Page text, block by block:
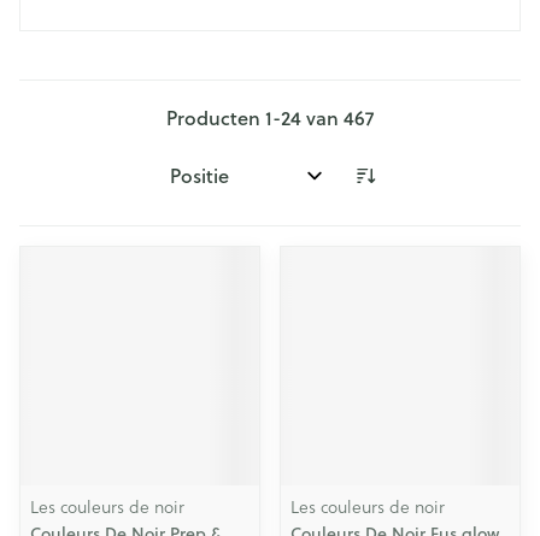
Producten 1-24van 467
Sorteer op:
Les couleurs de noir Les couleurs de noir